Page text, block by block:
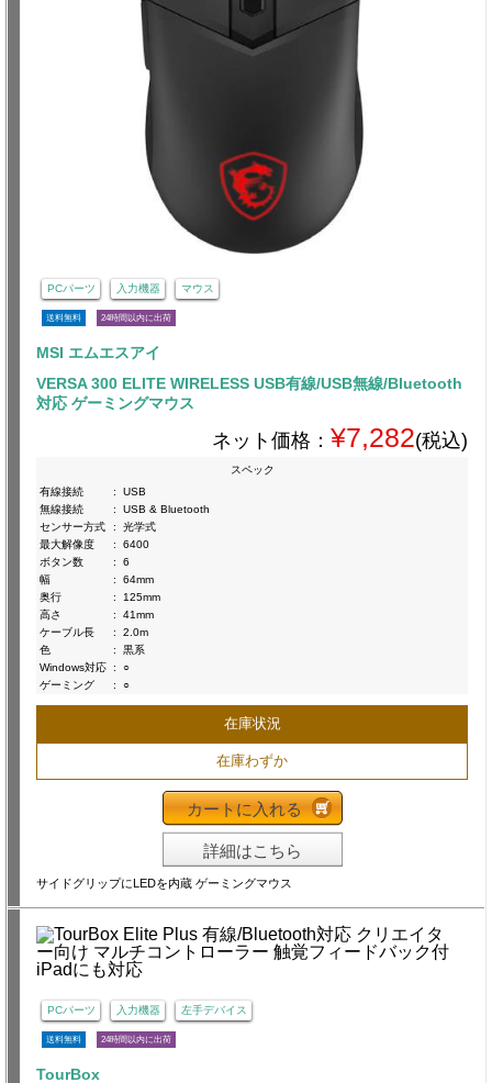
PCパーツ 入力機器 マウス
送料無料 24時間以内に出荷
MSI エムエスアイ
VERSA 300 ELITE WIRELESS USB有線/USB無線/Bluetooth
対応 ゲーミングマウス
ネット価格： ¥7,282(税込)
スペック
有線接続
:
USB
無線接続
:
USB & Bluetooth
センサー方式
:
光学式
最大解像度
:
6400
ボタン数
:
6
幅
:
64mm
奥行
:
125mm
高さ
:
41mm
ケーブル長
:
2.0m
色
:
黒系
Windows対応 :
○
ゲーミング
: ○
在庫状況
在庫わずか
カートに入れる
詳細はこちら
サイドグリップにLEDを内蔵 ゲーミングマウス
PCパーツ 入力機器 左手デバイス
送料無料 24時間以内に出荷
TourBox